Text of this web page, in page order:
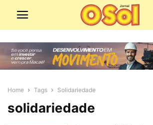
Home Tags Solidariedade
solidariedade